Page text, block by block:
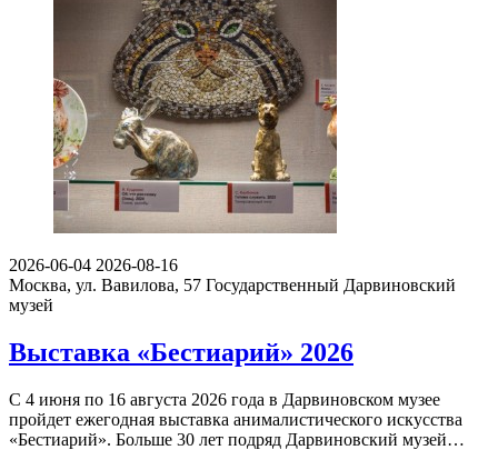
2026-06-04 2026-08-16
Москва, ул. Вавилова, 57 Государственный Дарвиновский
музей
Выставка «Бестиарий» 2026
С 4 июня по 16 августа 2026 года в Дарвиновском музее
пройдет ежегодная выставка анималистического искусства
«Бестиарий». Больше 30 лет подряд Дарвиновский музей…